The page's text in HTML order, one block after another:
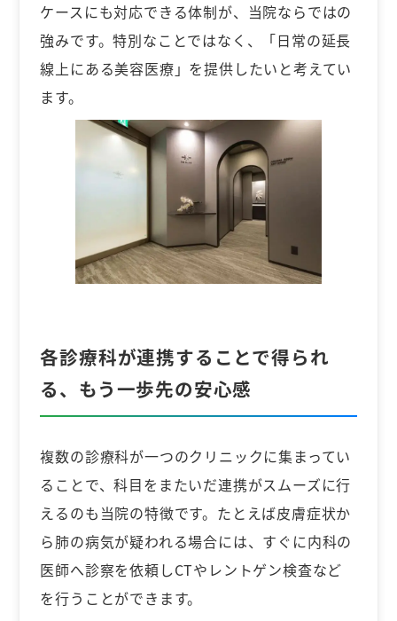
ケースにも対応できる体制が、当院ならではの
強みです。特別なことではなく、「日常の延長
線上にある美容医療」を提供したいと考えてい
ます。
各診療科が連携することで得られ
る、もう一歩先の安心感
複数の診療科が一つのクリニックに集まってい
ることで、科目をまたいだ連携がスムーズに行
えるのも当院の特徴です。たとえば皮膚症状か
ら肺の病気が疑われる場合には、すぐに内科の
医師へ診察を依頼しCTやレントゲン検査など
を行うことができます。